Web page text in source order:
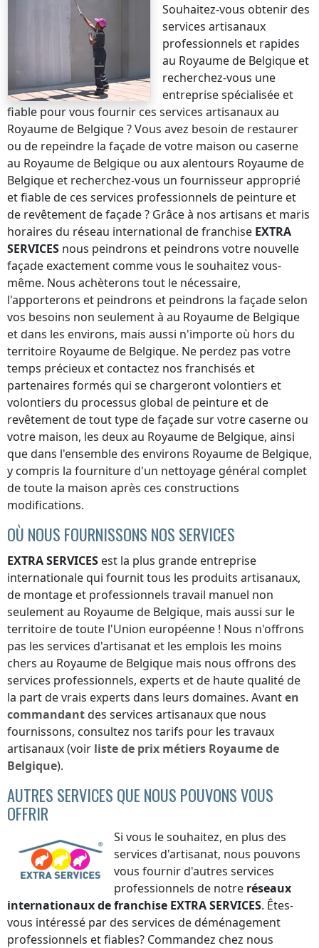
Souhaitez-vous obtenir des
services artisanaux
professionnels et rapides
au Royaume de Belgique et
recherchez-vous une
entreprise spécialisée et
fiable pour vous fournir ces services artisanauxau
Royaume de Belgique? Vous avez besoin de restaurer
ou de repeindre la façade de votre maison ou caserne
au Royaume de Belgique ou aux alentours Royaume de
Belgique et recherchez-vous un fournisseur approprié
et fiable de ces services professionnels de peinture et
de revêtement de façade ? Grâce à nos artisans et maris
horaires du réseau international de franchise EXTRA
SERVICES nous peindrons et peindrons votre nouvelle
façade exactement comme vous le souhaitez vous-
même. Nous achèterons tout le nécessaire,
l'apporterons et peindrons et peindrons la façade selon
vos besoins non seulement à au Royaume de Belgique
et dans les environs, mais aussi n'importe où hors du
territoire Royaume de Belgique. Ne perdez pas votre
temps précieux et contactez nos franchisés et
partenaires formés qui se chargeront volontiers et
volontiers du processus global de peinture et de
revêtement de tout type de façade sur votre caserne ou
votre maison, les deuxau Royaume de Belgique, ainsi
que dans l'ensemble des environs Royaume de Belgique,
y compris la fourniture d'un nettoyage général complet
de toute la maison après ces constructions
modifications.
OÙ NOUS FOURNISSONS NOS SERVICES
EXTRA SERVICES est la plus grande entreprise
internationale qui fournit tous les produits artisanaux,
de montage et professionnels travail manuel non
seulementau Royaume de Belgique, mais aussi sur le
territoire de toute l'Union européenne ! Nous n'offrons
pas les services d'artisanat et les emplois les moins
chers au Royaume de Belgique mais nous offrons des
services professionnels, experts et de haute qualité de
la part de vrais experts dans leurs domaines. Avanten
commandantdes services artisanaux que nous
fournissons, consultez nos tarifs pour les travaux
artisanaux (voir liste de prix métiers Royaume de
Belgique).
AUTRES SERVICES QUE NOUS POUVONS VOUS
OFFRIR
Si vous le souhaitez, en plus des
services d'artisanat, nous pouvons
vous fournir d'autres services
professionnels de notre réseaux
internationaux de franchise EXTRA SERVICES. Êtes-
vous intéressé par des services de déménagement
professionnels et fiables? Commandez chez nous